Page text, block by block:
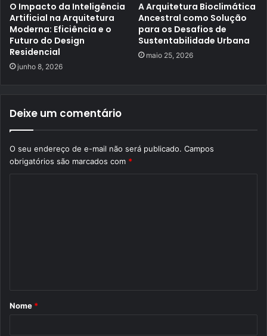
O Impacto da Inteligência
Artificial na Arquitetura
Moderna: Eficiência e o
Futuro do Design
Residencial
junho 8, 2026
A Arquitetura Bioclimática
Ancestral como Solução
para os Desafios de
Sustentabilidade Urbana
maio 25, 2026
Deixe um comentário
O seu endereço de e-mail não será publicado. Campos
obrigatórios são marcados com *
r
Nome *